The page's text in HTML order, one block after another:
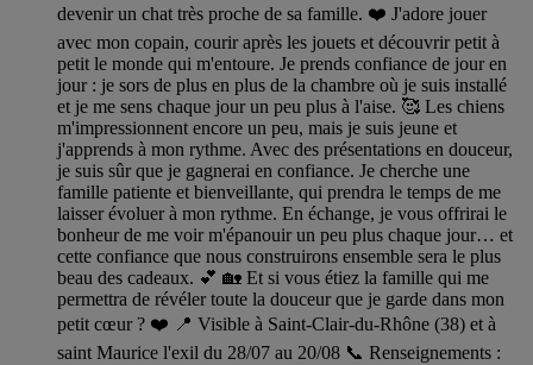
devenir un chat très proche de sa famille. ❤️ J'adore jouer
avec mon copain, courir après les jouets et découvrir petit à
petit le monde qui m'entoure. Je prends confiance de jour en
jour : je sors de plus en plus de la chambre où je suis installé
et je me sens chaque jour un peu plus à l'aise. 🥰 Les chiens
m'impressionnent encore un peu, mais je suis jeune et
j'apprends à mon rythme. Avec des présentations en douceur,
je suis sûr que je gagnerai en confiance. Je cherche une
famille patiente et bienveillante, qui prendra le temps de me
laisser évoluer à mon rythme. En échange, je vous offrirai le
bonheur de me voir m'épanouir un peu plus chaque jour… et
cette confiance que nous construirons ensemble sera le plus
beau des cadeaux. 💕 🏡 Et si vous étiez la famille qui me
permettra de révéler toute la douceur que je garde dans mon
petit cœur ? ❤️ 📍 Visible à Saint-Clair-du-Rhône (38) et à
saint Maurice l'exil du 28/07 au 20/08 📞 Renseignements :